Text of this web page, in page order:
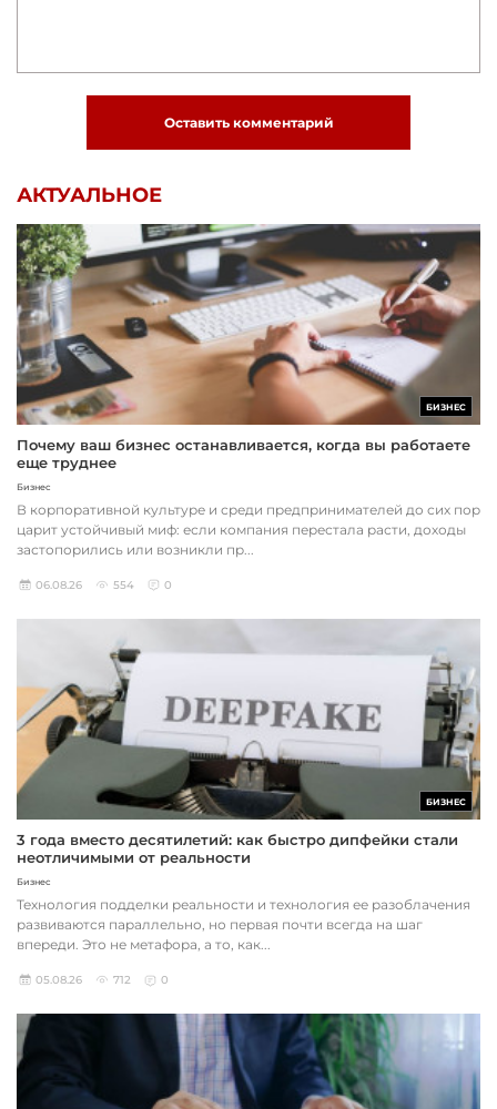
Оставить комментарий
АКТУАЛЬНОЕ
БИЗНЕС
Почему ваш бизнес останавливается, когда вы работаете
еще труднее
Бизнес
В корпоративной культуре и среди предпринимателей до сих пор
царит устойчивый миф: если компания перестала расти, доходы
застопорились или возникли пр...
06.08.26 554 0
БИЗНЕС
3 года вместо десятилетий: как быстро дипфейки стали
неотличимыми от реальности
Бизнес
Технология подделки реальности и технология ее разоблачения
развиваются параллельно, но первая почти всегда на шаг
впереди. Это не метафора, а то, как...
05.08.26 712 0